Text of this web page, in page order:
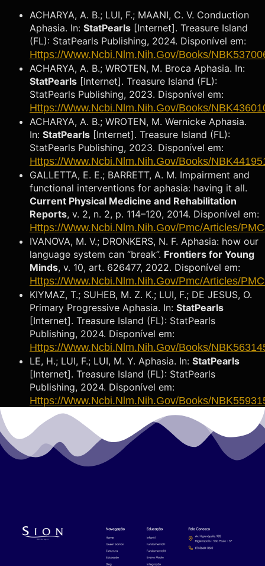
ACHARYA, A. B.; LUI, F.; MAANI, C. V. Conduction
Aphasia. In: StatPearls [Internet]. Treasure Island
(FL): StatPearls Publishing, 2024. Disponível em:
Https://www.ncbi.nlm.nih.gov/books/
ACHARYA, A. B.; WROTEN, M. Broca Aphasia. In:
StatPearls [Internet]. Treasure Island (FL):
StatPearls Publishing, 2023. Disponível em:
Https://www.ncbi.nlm.nih.gov/books/
ACHARYA, A. B.; WROTEN, M. Wernicke Aphasia.
In: StatPearls [Internet]. Treasure Island (FL):
StatPearls Publishing, 2023. Disponível em:
Https://www.ncbi.nlm.nih.gov/books/
GALLETTA, E. E.; BARRETT, A. M. Impairment and
functional interventions for aphasia: having it all.
Current Physical Medicine and Rehabilitation
Reports, v. 2, n. 2, p. 114–120, 2014. Disponível em:
Https://www.ncbi.nlm.nih.gov/pmc/articles/
IVANOVA, M. V.; DRONKERS, N. F. Aphasia: how our
language system can “break”. Frontiers for Young
Minds, v. 10, art. 626477, 2022. Disponível em:
Https://www.ncbi.nlm.nih.gov/pmc/articles/
KIYMAZ, T.; SUHEB, M. Z. K.; LUI, F.; DE JESUS, O.
Primary Progressive Aphasia. In: StatPearls
[Internet]. Treasure Island (FL): StatPearls
Publishing, 2024. Disponível em:
Https://www.ncbi.nlm.nih.gov/books/
LE, H.; LUI, F.; LUI, M. Y. Aphasia. In: StatPearls
[Internet]. Treasure Island (FL): StatPearls
Publishing, 2024. Disponível em:
Https://www.ncbi.nlm.nih.gov/books/